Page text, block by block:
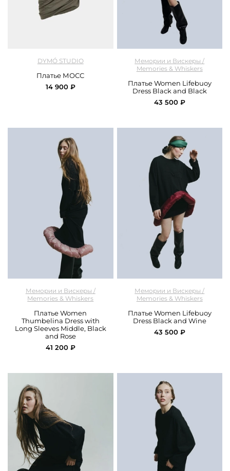
DYMÓ STUDIO
Платье МОСС
14 900 ₽
Мемории и Вискеры /
Memories & Whiskers
Платье Women Lifebuoy
Dress Black and Black
43 500 ₽
Мемории и Вискеры /
Memories & Whiskers
Платье Women
Thumbelina Dress with
Long Sleeves Middle, Black
and Rose
41 200 ₽
Мемории и Вискеры /
Memories & Whiskers
Платье Women Lifebuoy
Dress Black and Wine
43 500 ₽